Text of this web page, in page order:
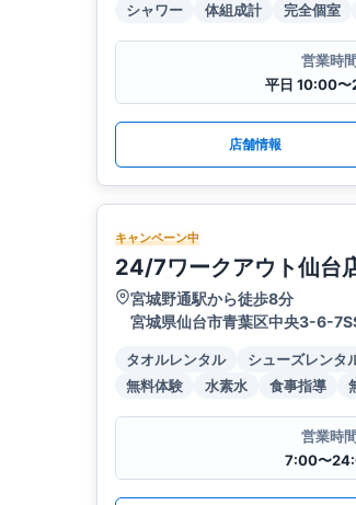
シャワー 体組成計 完全個室
営業時間
平日 10:00
店舗情報
キャンペーン中
24/7ワークアウト仙台
宮城野通駅から徒歩8分
宮城県仙台市青葉区中央3-6-
タオルレンタル シューズレンタ
無料体験
水素水 食事指導
営業時間
7:00〜